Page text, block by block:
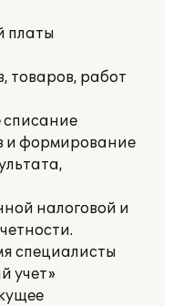
платы
товаров, работ
списание
и формирование
налоговой и
специалисты
учет»